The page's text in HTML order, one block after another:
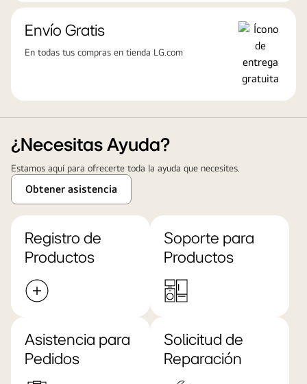
Envío Gratis
En todas tus compras en tienda LG.com
¿Necesitas Ayuda?
Estamos aquí para ofrecerte toda la ayuda que necesites.
Obtener asistencia
Registro de
Productos
Soporte para
Productos
Asistencia para
Pedidos
Solicitud de
Reparación